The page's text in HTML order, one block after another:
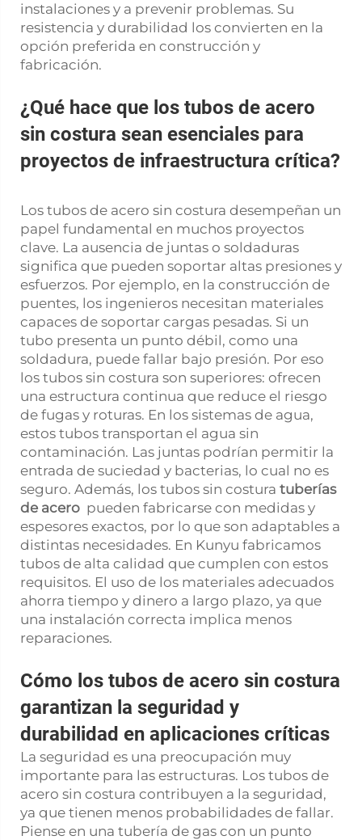
instalaciones y a prevenir problemas. Su
resistencia y durabilidad los convierten en la
opción preferida en construcción y
fabricación.
¿Qué hace que los tubos de acero
sin costura sean esenciales para
proyectos de infraestructura crítica?
Los tubos de acero sin costura desempeñan un
papel fundamental en muchos proyectos
clave. La ausencia de juntas o soldaduras
significa que pueden soportar altas presiones y
esfuerzos. Por ejemplo, en la construcción de
puentes, los ingenieros necesitan materiales
capaces de soportar cargas pesadas. Si un
tubo presenta un punto débil, como una
soldadura, puede fallar bajo presión. Por eso
los tubos sin costura son superiores: ofrecen
una estructura continua que reduce el riesgo
de fugas y roturas. En los sistemas de agua,
estos tubos transportan el agua sin
contaminación. Las juntas podrían permitir la
entrada de suciedad y bacterias, lo cual no es
seguro. Además, los tubos sin costura tuberías
de acero pueden fabricarse con medidas y
espesores exactos, por lo que son adaptables a
distintas necesidades. En Kunyu fabricamos
tubos de alta calidad que cumplen con estos
requisitos. El uso de los materiales adecuados
ahorra tiempo y dinero a largo plazo, ya que
una instalación correcta implica menos
reparaciones.
Cómo los tubos de acero sin costura
garantizan la seguridad y
durabilidad en aplicaciones críticas
La seguridad es una preocupación muy
importante para las estructuras. Los tubos de
acero sin costura contribuyen a la seguridad,
ya que tienen menos probabilidades de fallar.
Piense en una tubería de gas con un punto